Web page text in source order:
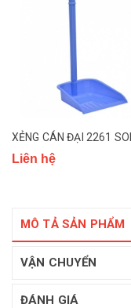
Liên hệ
MÔ TẢ SẢN PHẨM
VẬN CHUYỂN
ĐÁNH GIÁ